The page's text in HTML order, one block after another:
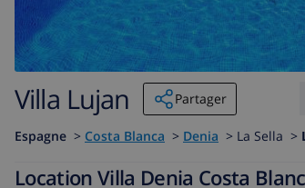
Villa Lujan Partager
Espagne > Costa Blanca > Denia > La Sella >
Location Villa Denia Costa